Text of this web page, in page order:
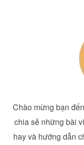
Chào mừng bạn
chia sẻ những bài
hay và hướng dẫn